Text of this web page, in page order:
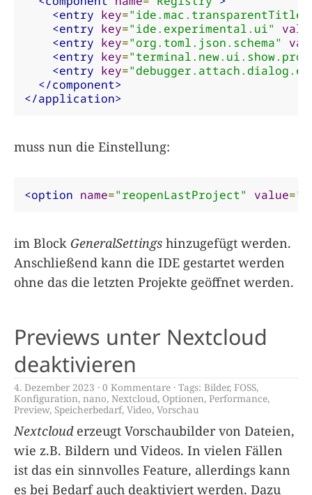
<entry key=
<entry key="ide.experimental.ui"
<entry key="org.toml.json.schema"
<entry key=
<entry key=
</component>
</application>
muss nun die Einstellung:
<option name="reopenLastProject" value=
im Block GeneralSettings hinzugefügt werden.
Anschließend kann die IDE gestartet werden
ohne das die letzten Projekte geöffnet werden.
Previews unter Nextcloud
deaktivieren
4. Dezember 2023 0 Kommentare Tags: Bilder, FOSS,
Konfiguration, nano, Nextcloud, Optionen, Performance,
Preview, Speicherbedarf, Video, Vorschau
Nextclouderzeugt Vorschaubilder von Dateien,
wie z.B. Bildern und Videos. In vielen Fällen
ist das ein sinnvolles Feature, allerdings kann
es bei Bedarf auch deaktiviert werden. Dazu